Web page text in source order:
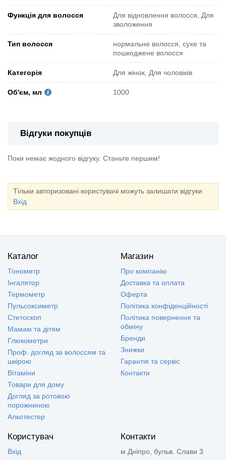
Функція для волосся
Для відновлення волосся, Для
зволоження
Тип волосся
нормальне волосся, сухе та
пошкоджене волосся
Категорія Для жінок, Для чоловіків
Об'єм, мл 1000
Відгуки покупців
Поки немає жодного відгуку. Станьте першим!
Тільки авторизовані користувачі можуть залишати відгуки
Вхід
Каталог
Тонометр
Інгалятор
Термометр
Пульсоксиметр
Стетоскоп
Мамам та дітям
Глюкометри
Проф. догляд за волоссям та
шкірою
Вітаміни
Товари для дому
Догляд за ротовою
порожниною
Алкотестер
Магазин
Про компанію
Доставка та оплата
Оферта
Політика конфіденційності
Політика повернення та
обміну
Бренди
Знижки
Гарантія та сервіс
Контакти
Користувач
Вхід
Контакти
м.Дніпро, бульв. Слави 3